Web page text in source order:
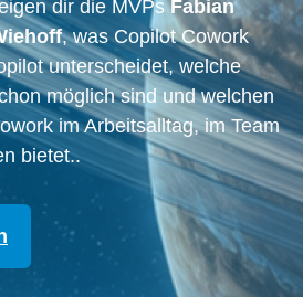
dir die MVPsFabian
, was Copilot Cowork
unterscheidet, welche
möglich sind und welchen
im Arbeitsalltag, im Team
bietet..